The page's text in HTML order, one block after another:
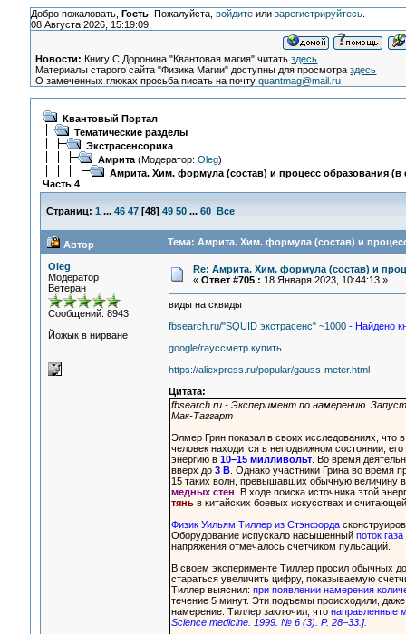
Добро пожаловать, Гость. Пожалуйста, войдитеили зарегистрируйтесь.
08 Августа 2026, 15:19:09
Новости: Книгу С.Доронина "Квантовая магия" читатьздесь
Материалы старого сайта "Физика Магии" доступны для просмотраздесь
О замеченных глюках просьба писать на почтуquantmag@mail.ru
Квантовый Портал
Тематические разделы
Экстрасенсорика
Амрита(Модератор: Oleg)
Амрита. Хим. формула (состав) и процесс образования (в
Часть 4
Страниц: 1 ... 46 47[48] 49 50 ... 60 Все
Автор Тема: Амрита. Хим. формула (состав) и
Oleg
Модератор
Ветеран
Сообщений: 8943
Йожык в нирване
Re: Амрита. Хим. формула (состав) и
« Ответ #705 : 18 Января 2023, 10:44:13 »
виды на сквиды
fbsearch.ru/"SQUID экстрасенс" ~1000 - Найдено
google/гауссметр купить
https://aliexpress.ru/popular/gauss-meter.html
Цитата:
fbsearch.ru - Эксперимент по намерению.
Мак-Таггарт
Элмер Грин показал в своих исследованиях, что
человек находится в неподвижном состоянии,
энергию в 10–15 милливольт. Во время
вверх до 3 В. Однако участники Грина во время
15 таких волн, превышавших обычную величину
медных стен . В ходе поиска источника этой
тяньв китайских боевых искусствах и
Физик Уильям Тиллер из Стэнфорда
Оборудование испускало насыщенный поток
напряжения отмечалось счетчиком пульсаций.
В своем эксперименте Тиллер просил обычных
стараться увеличить цифру, показываемую
Тиллер выяснил: при появлении намерения
течение 5 минут. Эти подъемы происходили,
намерение. Тиллер заключил, что направленные
Science medicine. 1999. № 6 (3). P. 28–33.].